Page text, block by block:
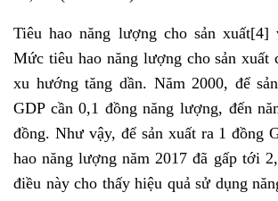
Tiêu hao năng lượng cho sản xuất[4]
Mức tiêu hao năng lượng cho sản xuất
xu hướng tăng dần. Năm 2000, để
GDP cần 0,1 đồng năng lượng, đến
đồng. Như vậy, để sản xuất ra 1 đồng
hao năng lượng năm 2017 đã gấp tới
điều này cho thấy hiệu quả sử dụng